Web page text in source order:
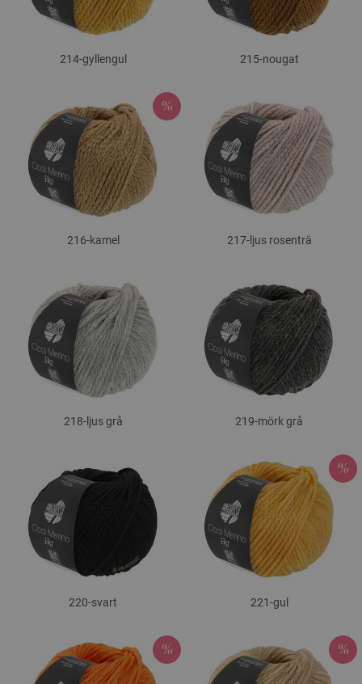
214-gyllengul 215-nougat
216-kamel 217-ljus rosenträ
218-ljus grå 219-mörk grå
220-svart 221-gul